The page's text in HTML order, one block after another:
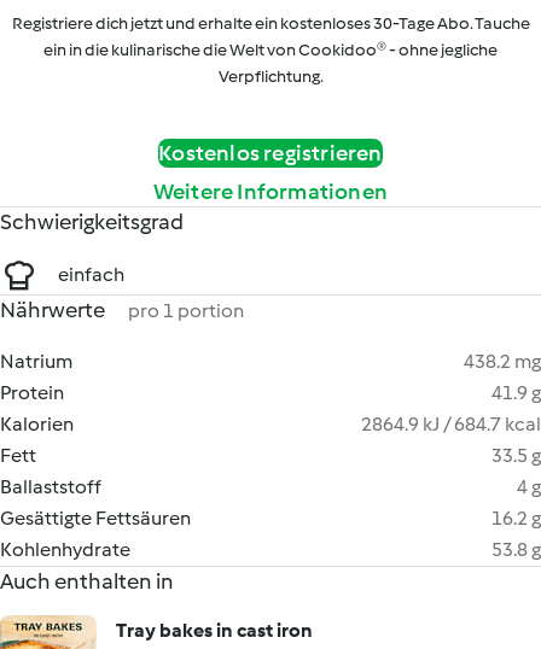
Registriere dich jetzt und erhalte ein kostenloses 30-Tage Abo. Tauche
ein in die kulinarische die Welt von Cookidoo® - ohne jegliche
Verpflichtung.
Kostenlos registrieren
Weitere Informationen
Schwierigkeitsgrad
einfach
Nährwerte pro 1 portion
Natrium
438.2 mg
Protein
41.9 g
Kalorien
2864.9 kJ / 684.7 kcal
Fett
33.5 g
Ballaststoff
4 g
Gesättigte Fettsäuren
16.2 g
Kohlenhydrate
53.8 g
Auch enthalten in
Tray bakes in cast iron